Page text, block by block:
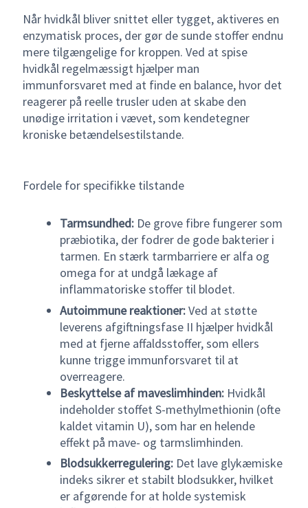
Når hvidkål bliver snittet eller tygget, aktiveres en
enzymatisk proces, der gør de sunde stoffer endnu
mere tilgængelige for kroppen. Ved at spise
hvidkål regelmæssigt hjælper man
immunforsvaret med at finde en balance, hvor det
reagerer på reelle trusler uden at skabe den
unødige irritation i vævet, som kendetegner
kroniske betændelsestilstande.
Fordele for specifikke tilstande
Tarmsundhed:De grove fibre fungerer som
præbiotika, der fodrer de gode bakterier i
tarmen. En stærk tarmbarriere er alfa og
omega for at undgå lækage af
inflammatoriske stoffer til blodet.
Autoimmune reaktioner:Ved at støtte
leverens afgiftningsfase II hjælper hvidkål
med at fjerne affaldsstoffer, som ellers
kunne trigge immunforsvaret til at
overreagere.
Beskyttelse af maveslimhinden:Hvidkål
indeholder stoffet S-methylmethionin (ofte
kaldet vitamin U), som har en helende
effekt på mave- og tarmslimhinden.
Blodsukkerregulering:Det lave glykæmiske
indeks sikrer et stabilt blodsukker, hvilket
er afgørende for at holde systemisk